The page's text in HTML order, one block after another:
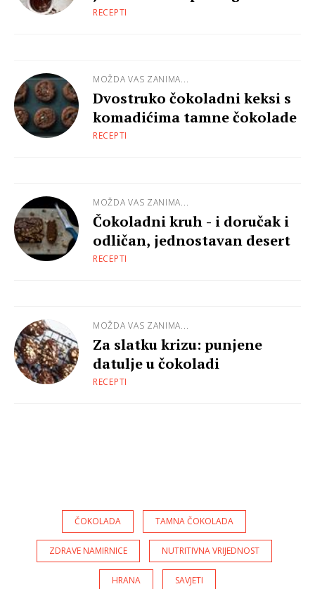
RECEPTI
MOŽDA VAS ZANIMA...
Dvostruko čokoladni keksi s
komadićima tamne čokolade
RECEPTI
MOŽDA VAS ZANIMA...
Čokoladni kruh - i doručak i
odličan, jednostavan desert
RECEPTI
MOŽDA VAS ZANIMA...
Za slatku krizu: punjene
datulje u čokoladi
RECEPTI
ČOKOLADA TAMNA ČOKOLADA
ZDRAVE NAMIRNICE NUTRITIVNA VRIJEDNOST
HRANA SAVJETI